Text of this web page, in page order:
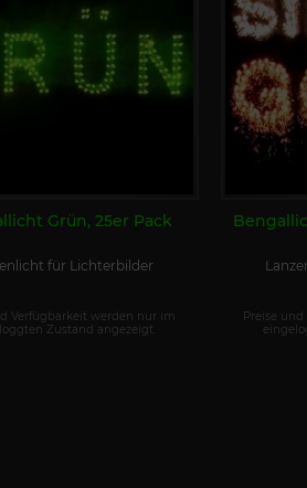
Grün, 25er Pack
für Lichterbilder
Verfügbarkeit werden nur im
Zustand angezeigt.
Preise